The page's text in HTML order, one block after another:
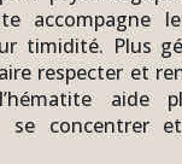
accompagne
timidité. Plus
respecter et
aide
se concentrer